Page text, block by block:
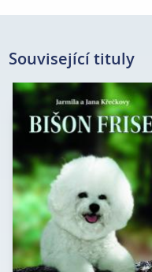
Související tituly
Jarmila a Jana
Edice:
Portréty
Počet
stran:
Formát:
A5
Vazba:
V8a (pevná)
Obrazová
část:
Černobílé a barevné
fotografie
Datum
vydání:
10. 10. 2002